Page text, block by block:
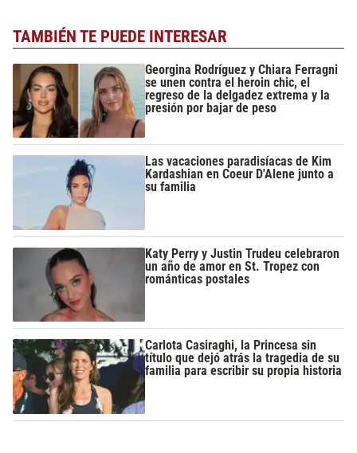
TAMBIÉN TE PUEDE INTERESAR
Georgina Rodríguez y Chiara Ferragni
se unen contra el heroin chic, el
regreso de la delgadez extrema y la
presión por bajar de peso
Las vacaciones paradisíacas de Kim
Kardashian en Coeur D'Alene junto a
su familia
Katy Perry y Justin Trudeu celebraron
un año de amor en St. Tropez con
románticas postales
Carlota Casiraghi, la Princesa sin
título que dejó atrás la tragedia de su
familia para escribir su propia historia